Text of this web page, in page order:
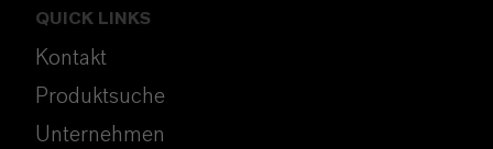
QUICK LINKS
Kontakt
Produktsuche
Unternehmen